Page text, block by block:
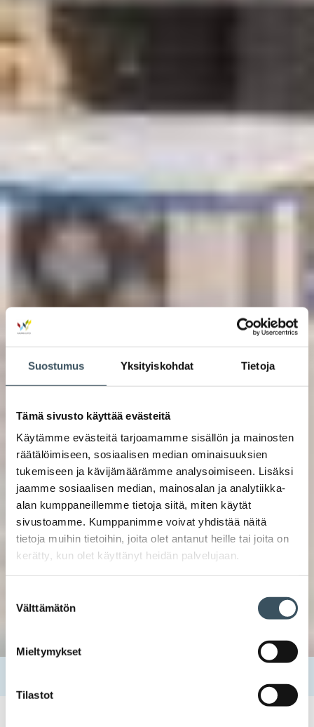
Suostumus Yksityiskohdat Tietoja
Tämä sivusto käyttää evästeitä
Käytämme evästeitä tarjoamamme sisällön ja mainosten
räätälöimiseen, sosiaalisen median ominaisuuksien
tukemiseen ja kävijämäärämme analysoimiseen. Lisäksi
jaamme sosiaalisen median, mainosalan ja analytiikka-
alan kumppaneillemme tietoja siitä, miten käytät
sivustoamme. Kumppanimme voivat yhdistää näitä
tietoja muihin tietoihin, joita olet antanut heille tai joita on
kerätty, kun olet käyttänyt heidän palvelujaan.
valinta
Välttämätön
Mieltymykset
Tilastot